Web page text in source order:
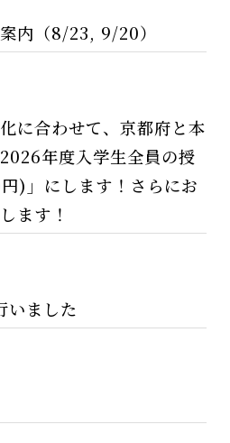
内（8/23, 9/20）
に合わせて、京都府と本
年度入学生全員の授
)」にします！さらにお
ます！
ました